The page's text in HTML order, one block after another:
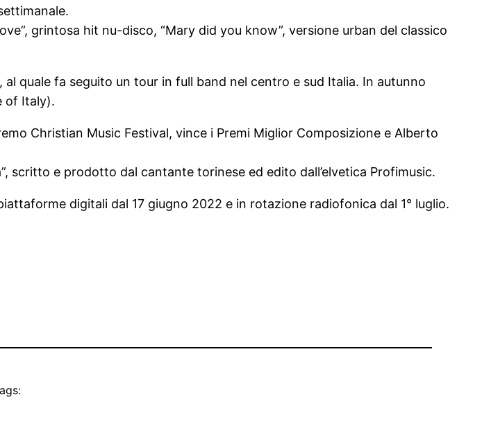
grintosa hit nu-disco, “Mary did you know”, versione urban del classico
quale fa seguito un tour in full band nel centro e sud Italia. In autunno
of Italy).
Christian Music Festival, vince i Premi Miglior Composizione e Alberto
scritto e prodotto dal cantante torinese ed edito dall’elvetica Profimusic.
digitali dal 17 giugno 2022 e in rotazione radiofonica dal 1° luglio.